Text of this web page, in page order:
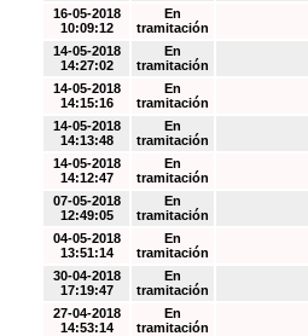
16-05-2018
10:09:12
En
tramitación
14-05-2018
14:27:02
En
tramitación
14-05-2018
14:15:16
En
tramitación
14-05-2018
14:13:48
En
tramitación
14-05-2018
14:12:47
En
tramitación
07-05-2018
12:49:05
En
tramitación
04-05-2018
13:51:14
En
tramitación
30-04-2018
17:19:47
En
tramitación
27-04-2018
14:53:14
En
tramitación